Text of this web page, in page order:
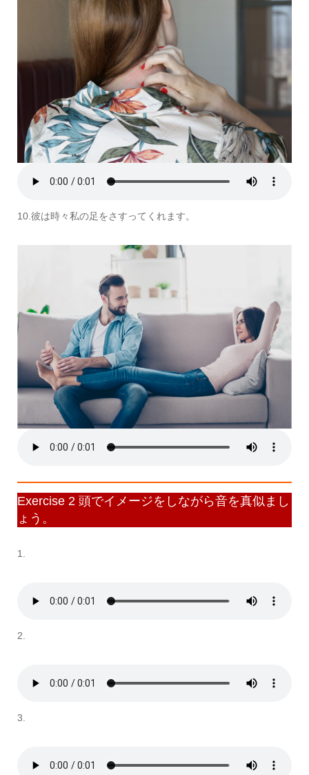
10.彼は時々私の足をさすってくれます。
Exercise 2 頭でイメージをしながら音を真似まし
ょう。
1.
2.
3.